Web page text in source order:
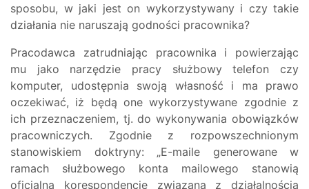
sposobu, w jaki jest on wykorzystywany i czy takie
działania nie naruszają godności pracownika?
Pracodawca zatrudniając pracownika i powierzając
mu jako narzędzie pracy służbowy telefon czy
komputer, udostępnia swoją własność i ma prawo
oczekiwać, iż będą one wykorzystywane zgodnie z
ich przeznaczeniem, tj. do wykonywania obowiązków
pracowniczych. Zgodnie z rozpowszechnionym
stanowiskiem doktryny: „E-maile generowane w
ramach służbowego konta mailowego stanowią
oficjalną korespondencję związaną z działalnością